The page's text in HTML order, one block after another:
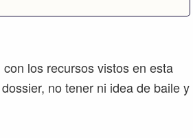
los recursos vistos en esta
no tener ni idea de baile y